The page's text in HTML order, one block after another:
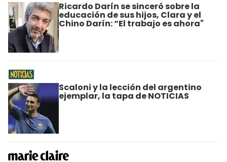
Ricardo Darín se sinceró sobre la
educación de sus hijos, Clara y el
Chino Darín: “El trabajo es ahora"
Scaloni y la lección del argentino
ejemplar, la tapa de NOTICIAS